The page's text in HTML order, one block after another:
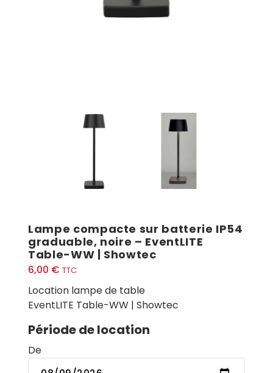
Lampe compacte sur batterie IP54
graduable, noire – EventLITE
Table-WW | Showtec
6,00 € TTC
Location lampe de table
EventLITE Table-WW | Showtec
Période de location
De